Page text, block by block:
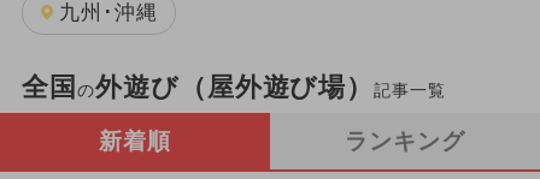
九州･沖縄
全国 の外遊び（屋外遊び場）記事一覧
新着順 ランキング